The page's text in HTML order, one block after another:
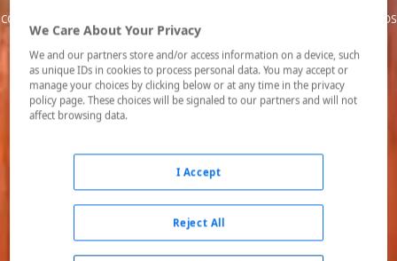
comunicados, el hotel que busques nosotros te lo encontramos
al mejor precio.
Destino *
Ocupación *
Buscar
We Care About Your Privacy
We and our partners store and/or access information on a device, such
as unique IDs in cookies to process personal data. You may accept or
manage your choices by clicking below or at any time in the privacy
policy page. These choices will be signaled to our partners and will not
affect browsing data.
Reject All
I Accept